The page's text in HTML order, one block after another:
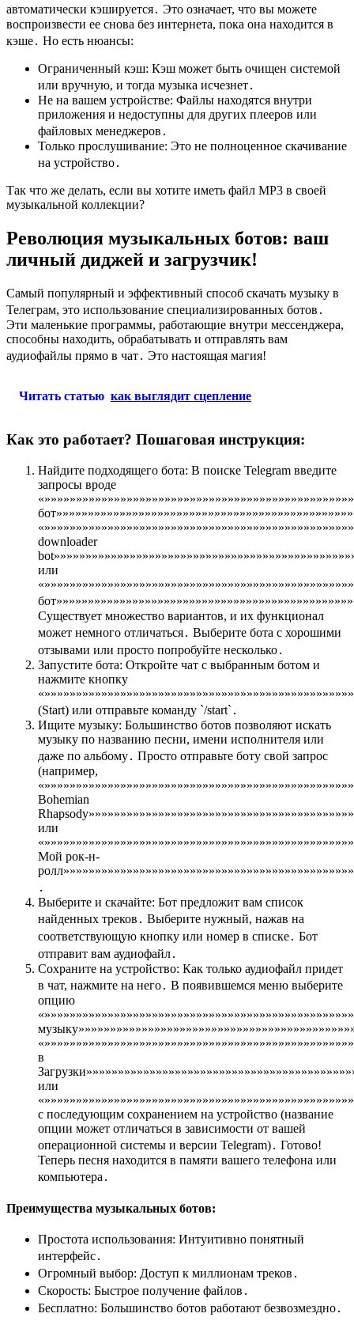
автоматически кэшируется․ Это означает, что вы можете
воспроизвести ее снова без интернета, пока она находится в
кэше․ Но есть нюансы:
Ограниченный кэш: Кэш может быть очищен системой
или вручную, и тогда музыка исчезнет․
Не на вашем устройстве: Файлы находятся внутри
приложения и недоступны для других плееров или
файловых менеджеров․
Только прослушивание: Это не полноценное скачивание
на устройство․
Так что же делать, если вы хотите иметь файл MP3 в своей
музыкальной коллекции?
Революция музыкальных ботов: ваш
личный диджей и загрузчик!
Самый популярный и эффективный способ скачать музыку в
Телеграм, это использование специализированных ботов․
Эти маленькие программы, работающие внутри мессенджера,
способны находить, обрабатывать и отправлять вам
аудиофайлы прямо в чат․ Это настоящая магия!
Читать статью как выглядит сцепление
Как это работает? Пошаговая инструкция:
Найдите подходящего бота: В поиске Telegram введите
запросы вроде
downloader
или
Существует множество вариантов, и их функционал
может немного отличаться․ Выберите бота с хорошими
отзывами или просто попробуйте несколько․
Запустите бота: Откройте чат с выбранным ботом и
нажмите кнопку
(Start) или отправьте команду `/start`․
Ищите музыку: Большинство ботов позволяют искать
музыку по названию песни, имени исполнителя или
даже по альбому․ Просто отправьте боту свой запрос
(например,
Bohemian
или
Мой рок-н-
․
Выберите и скачайте: Бот предложит вам список
найденных треков․ Выберите нужный, нажав на
соответствующую кнопку или номер в списке․ Бот
отправит вам аудиофайл․
Сохраните на устройство: Как только аудиофайл придет
в чат, нажмите на него․ В появившемся меню выберите
опцию
в
или
с последующим сохранением на устройство (название
опции может отличаться в зависимости от вашей
операционной системы и версии Telegram)․ Готово!
Теперь песня находится в памяти вашего телефона или
компьютера․
Преимущества музыкальных ботов:
Простота использования: Интуитивно понятный
интерфейс․
Огромный выбор: Доступ к миллионам треков․
Скорость: Быстрое получение файлов․
Бесплатно: Большинство ботов работают безвозмездно․